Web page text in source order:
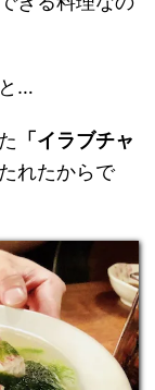
…
「イラブチャ
れたからで